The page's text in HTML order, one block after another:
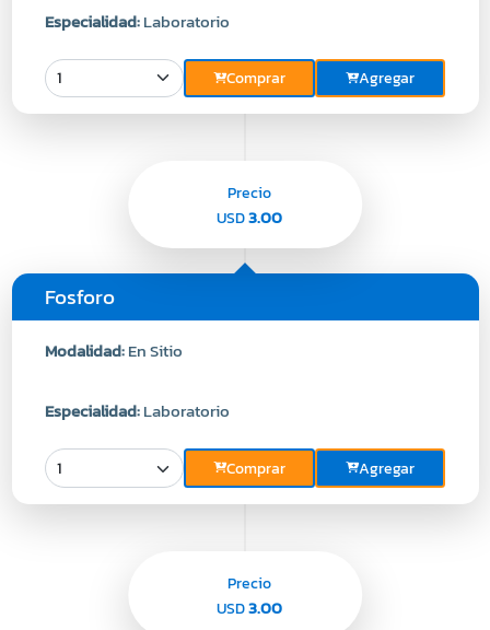
Especialidad:Laboratorio
Comprar Agregar
Fosforo
Modalidad:En Sitio
Especialidad:Laboratorio
Comprar Agregar
Precio
USD3.00
Precio
USD3.00